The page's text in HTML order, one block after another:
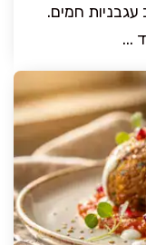
חמים.
...